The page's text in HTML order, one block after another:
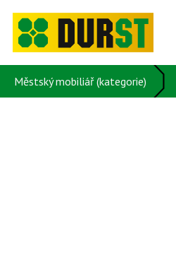
Městský mobiliář (kategorie)